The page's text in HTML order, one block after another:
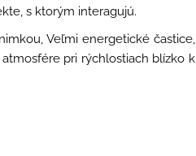
s ktorým interagujú.
Veľmi energetické častice,
pri rýchlostiach blízko k